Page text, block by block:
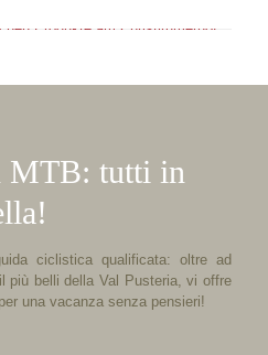
MTB: tutti in
ciclistica qualificata: oltre ad
più belli della Val Pusteria, vi offre
una vacanza senza pensieri!